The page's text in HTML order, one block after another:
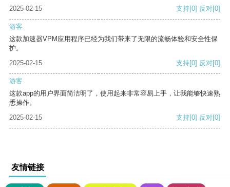
2025-02-15
支持[0] 反对[0]
游客
这款加速器VPM应用程序已经为我们带来了无限的流畅体验和安全性保
护。
2025-02-15
支持[0] 反对[0]
游客
这款app的用户界面简洁明了，使用起来非常容易上手，让我能够快速熟
悉操作。
2025-02-15
支持[0] 反对[0]
友情链接